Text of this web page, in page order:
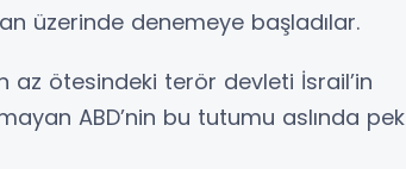
üzerinde denemeye başladılar.
az ötesindeki terör devleti İsrail’in
ABD’nin bu tutumu aslında pek